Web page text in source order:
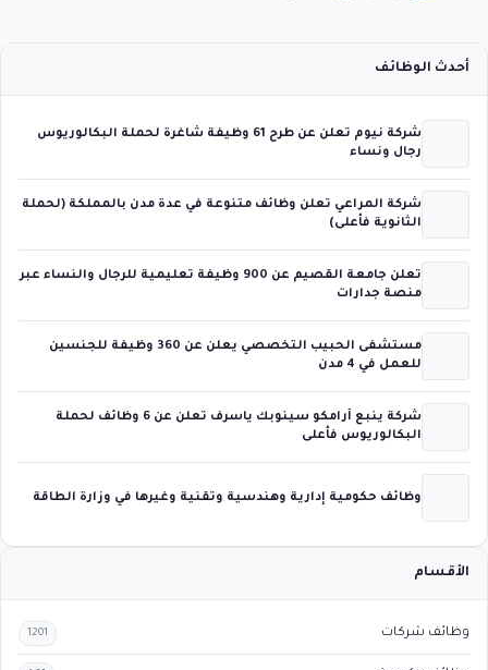
أحدث الوظائف
شركة نيوم تعلن عن طرح 61 وظيفة شاغرة لحملة البكالوريوس
رجال ونساء
شركة المراعي تعلن وظائف متنوعة في عدة مدن بالمملكة (لحملة
الثانوية فأعلى)
تعلن جامعة القصيم عن 900 وظيفة تعليمية للرجال والنساء عبر
منصة جدارات
مستشفى الحبيب التخصصي يعلن عن 360 وظيفة للجنسين
للعمل في 4 مدن
شركة ينبع أرامكو سينوبك ياسرف تعلن عن 6 وظائف لحملة
البكالوريوس فأعلى
وظائف حكومية إدارية وهندسية وتقنية وغيرها في وزارة الطاقة
الأقسام
وظائف شركات 1201